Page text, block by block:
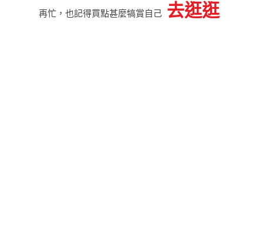
再忙，也記得買點甚麼犒賞自己 去逛逛